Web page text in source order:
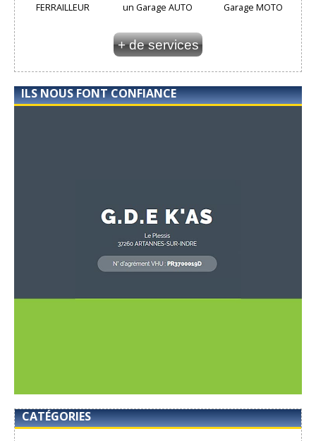
FERRAILLEUR
un Garage AUTO
Garage MOTO
+ de services
ILS NOUS FONT CONFIANCE
CATÉGORIES